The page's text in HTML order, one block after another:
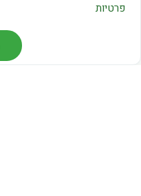
פרטיות